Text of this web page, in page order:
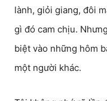
lành, giỏi giang, đôi
gì đó cam chịu.
biệt vào những hôm
một người khác.